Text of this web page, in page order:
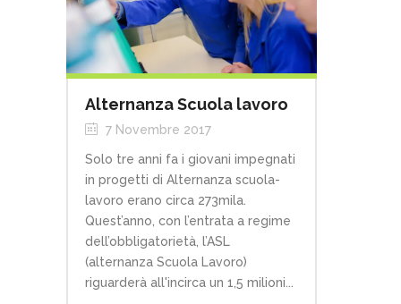
Alternanza Scuola lavoro
7 Novembre 2017
Solo tre anni fa i giovani impegnati
in progetti di Alternanza scuola-
lavoro erano circa 273mila.
Quest’anno, con l’entrata a regime
dell’obbligatorietà, l’ASL
(alternanza Scuola Lavoro)
riguarderà all'incirca un 1,5 milioni...